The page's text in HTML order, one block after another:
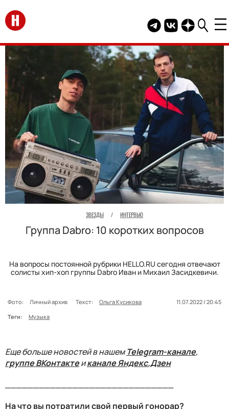
Перейти на главную
Telegram канал
Группа HELLO
Канал
ЗВЕЗДЫ / ИНТЕРВЬЮ
Группа Dabro: 10 коротких вопросов
На вопросы постоянной рубрики HELLO.RU сегодня отвечают
солисты хип-хоп группы Dabro Иван и Михаил Засидкевичи.
Фото: Личный архив Текст: Ольга Кусикова
11.07.2022 / 20:45
Теги:
Музыка
Еще больше новостей в нашемTelegram-канале,
группе ВКонтактеиканале Яндекс.Дзен
На что вы потратили свой первый гонорар?